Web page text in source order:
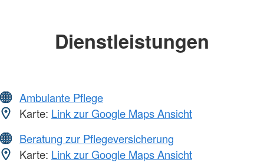
Dienstleistungen
Ambulante Pflege
Karte: Link zur Google Maps Ansicht
Beratung zur Pflegeversicherung
Karte: Link zur Google Maps Ansicht